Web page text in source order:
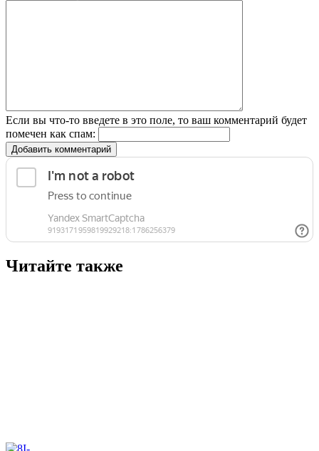
Если вы что-то введете в это поле, то ваш комментарий будет
помечен как спам:
Добавить комментарий
Читайте также